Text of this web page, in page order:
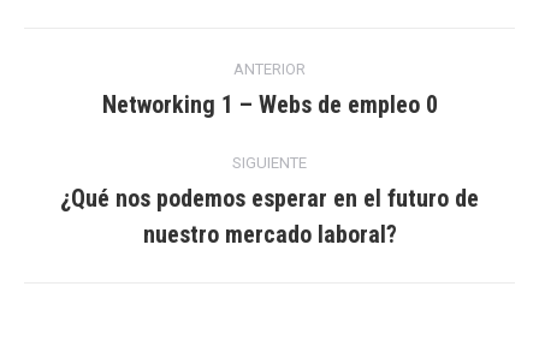
entre
ANTERIOR
Entrada
Networking 1 – Webs de empleo 0
SIGUIENTE
Entrada
siguiente:
¿Qué nos podemos esperar en el futuro de
nuestro mercado laboral?